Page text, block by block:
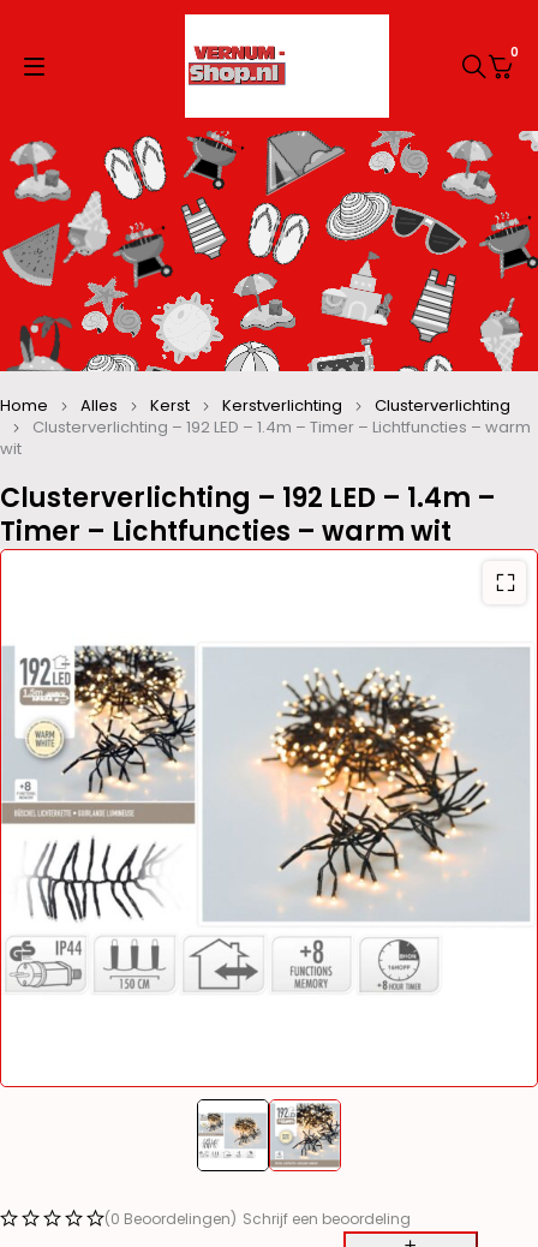
0
Clusterverlichting – 192 LED – 1.4m –
Timer – Lichtfuncties – warm wit
Home Alles Kerst Kerstverlichting
Clusterverlichting
Clusterverlichting – 192 LED – 1.4m – Timer – Lichtfuncties – warm
wit
(0 Beoordelingen) Schrijf een beoordeling